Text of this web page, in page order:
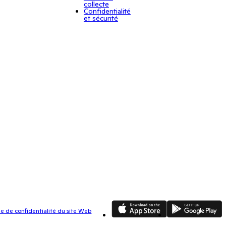
collecte
Confidentialité
et sécurité
de confidentialité du site Web
App Store Google Play